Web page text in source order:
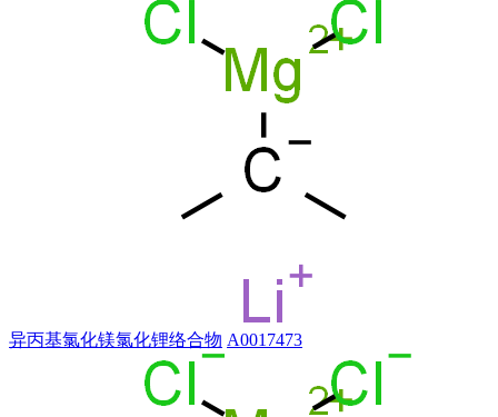
异丙基氯化镁氯化锂络合物 A0017473